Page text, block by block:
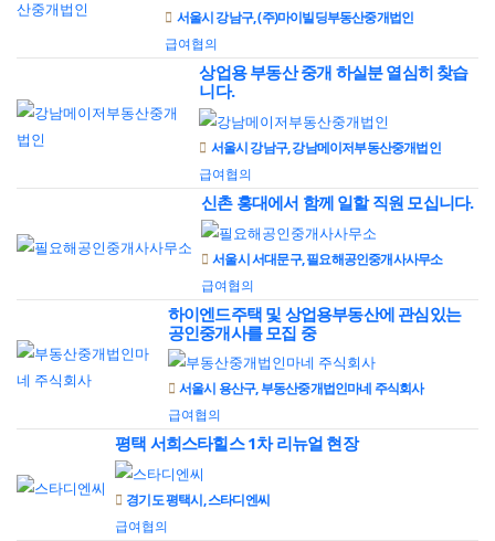
서울시 강남구, (주)마이빌딩부동산중개법인
급여협의
상업용 부동산 중개 하실분 열심히 찾습
니다.
서울시 강남구, 강남메이저부동산중개법인
급여협의
신촌 홍대에서 함께 일할 직원 모십니다.
서울시 서대문구, 필요해공인중개사사무소
급여협의
하이엔드주택 및 상업용부동산에 관심있는
공인중개사를 모집 중
서울시 용산구, 부동산중개법인마네 주식회사
급여협의
평택 서희스타힐스 1차 리뉴얼 현장
경기도 평택시, 스타디엔씨
급여협의